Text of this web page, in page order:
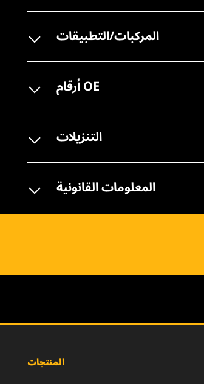
المركبات/التطبيقات
أرقام OE
التنزيلات
المعلومات القانونية
المنتجات